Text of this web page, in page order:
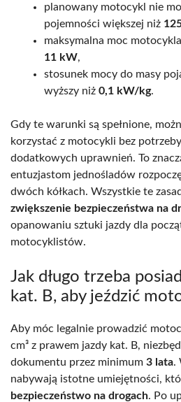
planowany motocykl nie
pojemności większej niż
maksymalna moc
11 kW,
stosunek mocy do masy
wyższy niż 0,1 kW/kg.
Gdy te warunki są spełnione,
korzystać z motocykli bez
dodatkowych uprawnień. To
entuzjastom jednośladów
dwóch kółkach. Wszystkie te
zwiększenie bezpieczeństwa na
opanowaniu sztuki jazdy dla
motocyklistów.
Jak długo trzeba
kat. B, aby jeździć
Aby móc legalnie prowadzić
cm³ z prawem jazdy kat. B,
dokumentu przez minimum 3 lata.
nabywają istotne umiejętności,
bezpieczeństwo na drogach. Po